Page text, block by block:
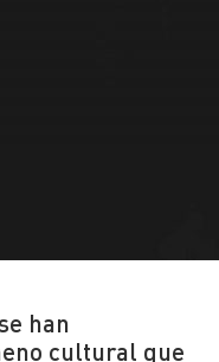
han
cultural que